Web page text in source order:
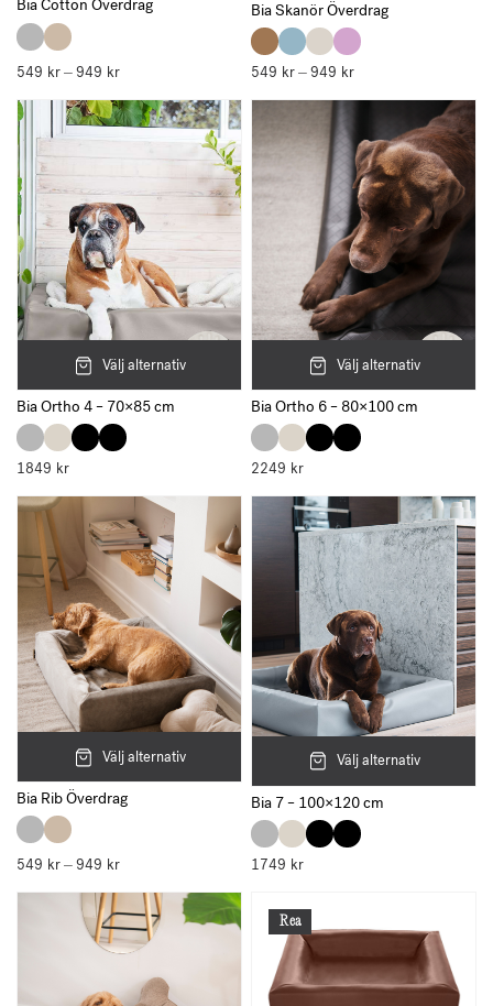
Bia Cotton Överdrag
549 kr –949 krPrisintervall:
till
949 kr
Bia Skanör Överdrag
549 kr –949 krPrisintervall:
Välj alternativ
Bia Ortho 4 – 70×85 cm
1849 kr
Välj alternativ
Bia Ortho 6 – 80×100 cm
2249 kr
Välj alternativ
Bia Rib Överdrag
549 kr –949 krPrisintervall:
949 kr
Välj alternativ
Bia 7 – 100×120 cm
1749 kr
Rea